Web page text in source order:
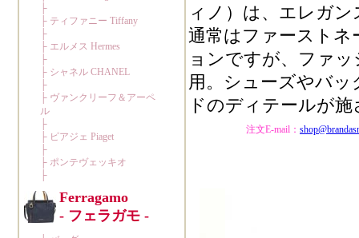
ィノ）は、エレガ
通常はファーストネ
ョンですが、ファ
用。シューズやバ
ドのディテールが
注文E-mail：